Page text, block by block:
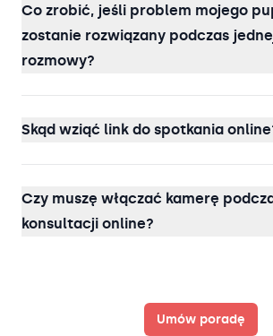
Co zrobić, jeśli problem mojego
zostanie rozwiązany podczas
rozmowy?
Skąd wziąć link do spotkania
Czy muszę włączać kamerę
konsultacji online?
Umów poradę